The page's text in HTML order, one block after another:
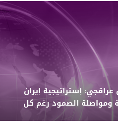
عراقجي: إستراتيجية إيران
ومواصلة الصمود رغم كل